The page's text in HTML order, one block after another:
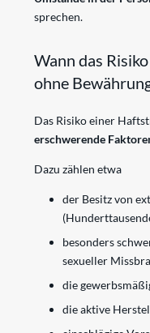
sprechen.
Wann das
ohne
Das Risiko einer
erschwerende
Dazu zählen etwa
der Besitz von
besonders
sexueller
die
die aktive